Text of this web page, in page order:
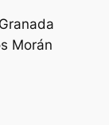
Morán